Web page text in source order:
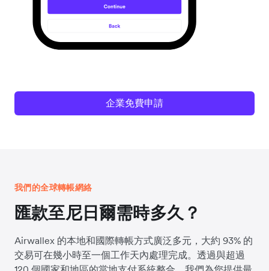
企業免費申請
我們的全球轉帳網絡
匯款至尼日爾需時多久？
Airwallex 的本地和國際轉帳方式廣泛多元，大約 93% 的
交易可在幾小時至一個工作天內處理完成。透過與超過